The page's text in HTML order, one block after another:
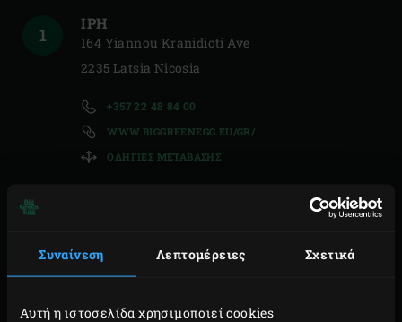
Συναίνεση Λεπτομέρειες Σχετικά
Αυτή η ιστοσελίδα χρησιμοποιεί cookies
IPH
164 Yiannou Kranidioti Ave
2235 Latsia Nicosia
+357 22 48 84 00
WWW.BIGGREENEGG.EU/GR/
ΟΔΗΓΊΕΣ ΜΕΤΆΒΑΣΗΣ
ΠΑΡΑΚΑΛΟΎΜΕ,
ΕΠΙΚΟΙΝΩΝΉΣΤΕ ΜΑΖΊ
ΜΑΣ;